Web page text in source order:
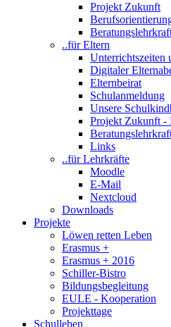
Projekt Zukunft
..für Eltern
Unterrichtszeiten
Digitaler
Elternbeirat
Schulanmeldung
Unsere
Projekt Zukunft -
Links
..für Lehrkräfte
Moodle
E-Mail
Nextcloud
Downloads
Projekte
Löwen retten Leben
Erasmus +
Erasmus + 2016
Schiller-Bistro
Bildungsbegleitung
EULE - Kooperation
Projekttage
Schulleben